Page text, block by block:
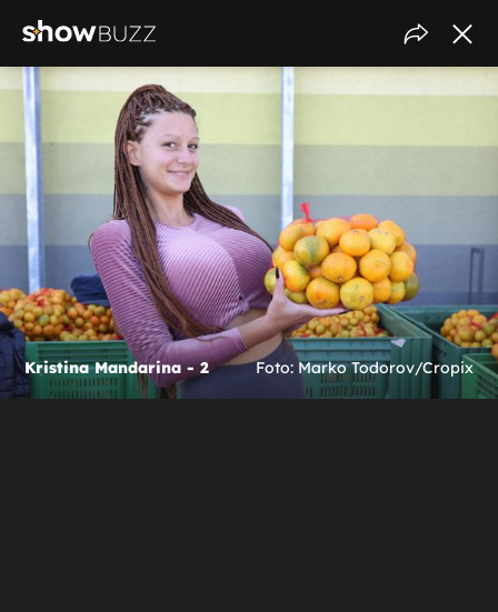
Kristina Mandarina - 2 Foto: Marko Todorov/Cropix